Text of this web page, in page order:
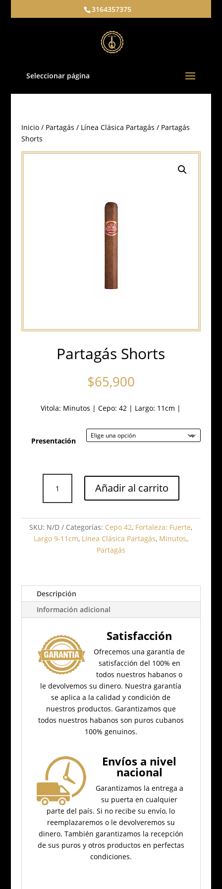
3164357375
Seleccionar página
Inicio/ Partagás / Línea Clásica Partagás / Partagás
Shorts
Partagás Shorts
$65,900
Vitola: Minutos |Cepo: 42 | Largo: 11cm |
Presentación
Shorts
cantidad
Añadir al carrito
SKU: N/D Categorías: Cepo 42, Fortaleza: Fuerte,
Largo 9-11cm, Línea Clásica Partagás, Minutos,
Partagás
Descripción
Información adicional
Satisfacción
Ofrecemos una garantía de
satisfacción del 100% en
todos nuestros habanos o
le devolvemos su dinero. Nuestra garantía
se aplica a la calidad y condición de
nuestros productos. Garantizamos que
todos nuestros habanos son puros cubanos
100% genuinos.
Envíos a nivel
nacional
Garantizamos la entrega a
su puerta en cualquier
parte del país. Si no recibe su envío, lo
reemplazaremos o le devolveremos su
dinero. También garantizamos la recepción
de sus puros y otros productos en perfectas
condiciones.